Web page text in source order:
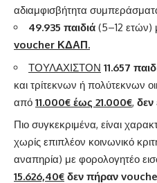
αδιαμφισβήτητα
49.935 παιδιά (5–12 ετών)
voucher ΚΔΑΠ.
ΤΟΥΛΑΧΙΣΤΟΝ 11.657
και τρίτεκνων ή πολύτεκνων
από 11.000€ έως 21.000€, δεν
Πιο συγκεκριμένα, είναι
χωρίς επιπλέον κοινωνικό
αναπηρία) με φορολογητέο
15.626,40€ δεν πήραν